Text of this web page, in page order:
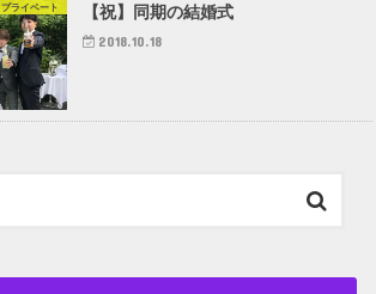
プライベート 【祝】同期の結婚式
2018.10.18